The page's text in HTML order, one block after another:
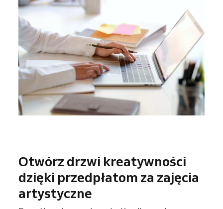
Otwórz drzwi kreatywności
dzięki przedpłatom za zajęcia
artystyczne